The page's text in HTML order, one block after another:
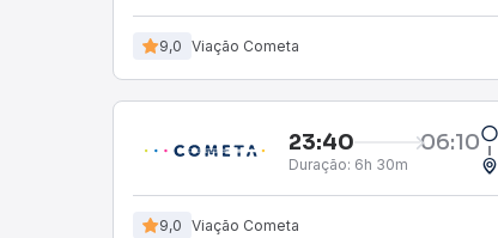
9,0 Viação Cometa
23:40 06:10
Duração: 6h 30m
9,0 Viação Cometa